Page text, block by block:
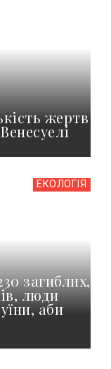
жертв
ЕКОЛОГІЯ
загиблих,
люди
аби